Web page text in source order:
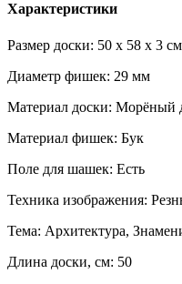
Характеристики
Размер доски: 50 x 58 x 3 см
Диаметр фишек: 29 мм
Материал доски: Морёный
Материал фишек: Бук
Поле для шашек: Есть
Техника изображения:
Тема: Архитектура,
Длина доски, см: 50